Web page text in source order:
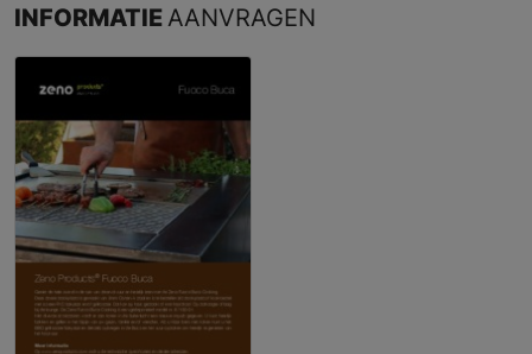
INFORMATIEAANVRAGEN